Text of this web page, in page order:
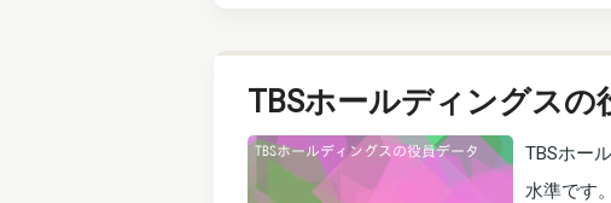
TBSホールディングスの
TBSホー
水準です